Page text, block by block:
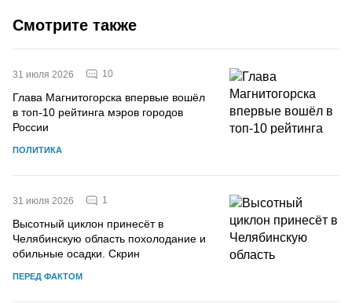
Смотрите также
31 июля 2026 10
Глава Магнитогорска впервые вошёл
в топ-10 рейтинга мэров городов
России
ПОЛИТИКА
31 июля 2026 1
Высотный циклон принесёт в
Челябинскую область похолодание и
обильные осадки. Скрин
ПЕРЕД ФАКТОМ